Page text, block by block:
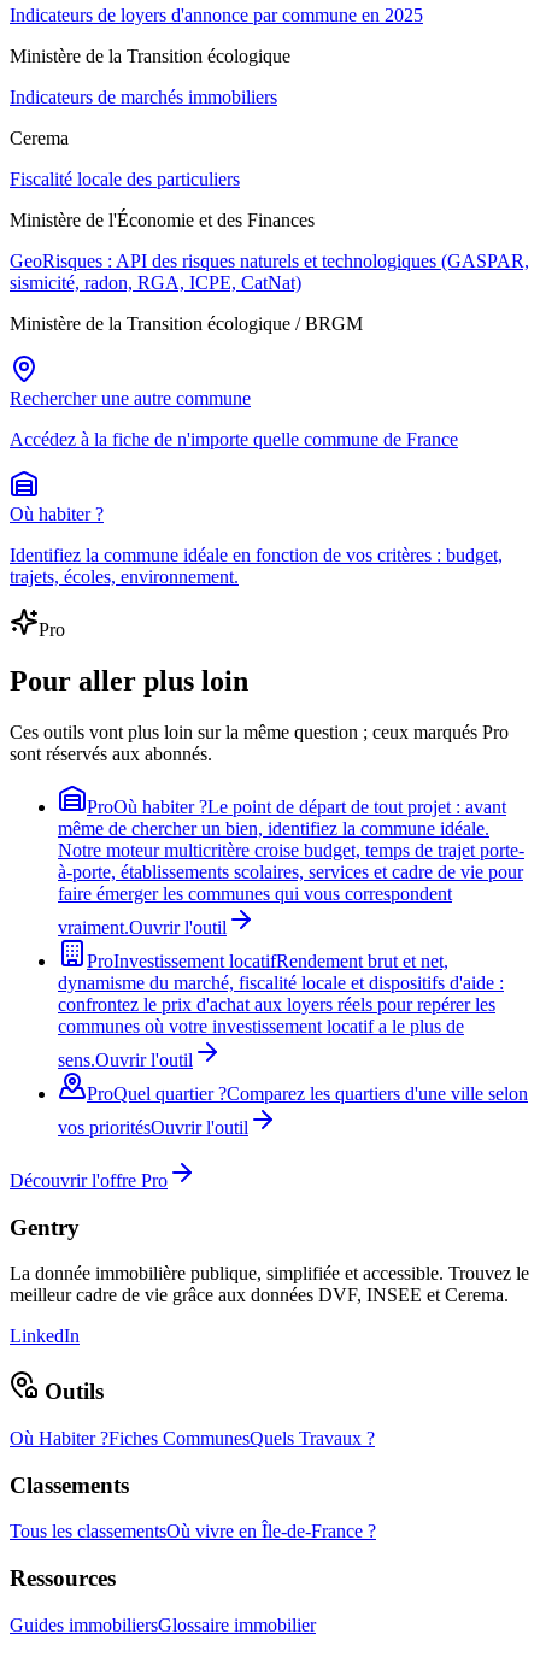
Indicateurs de loyers d'annonce par commune en 2025
Ministère de la Transition écologique
Indicateurs de marchés immobiliers
Cerema
Fiscalité locale des particuliers
Ministère de l'Économie et des Finances
GeoRisques : API des risques naturels et technologiques (GASPAR,
sismicité, radon, RGA, ICPE, CatNat)
Ministère de la Transition écologique / BRGM
Rechercher une autre commune
Accédez à la fiche de n'importe quelle commune de France
Où habiter ?
Identifiez la commune idéale en fonction de vos critères : budget,
trajets, écoles, environnement.
Pro
Pour aller plus loin
Ces outils vont plus loin sur la même question ; ceux marqués Pro
sont réservés aux abonnés.
ProOù habiter ?Le point de départ de tout projet : avant
même de chercher un bien, identifiez la commune idéale.
Notre moteur multicritère croise budget, temps de trajet porte-
à-porte, établissements scolaires, services et cadre de vie pour
faire émerger les communes qui vous correspondent
vraiment.Ouvrir l'outil
ProInvestissement locatifRendement brut et net,
dynamisme du marché, fiscalité locale et dispositifs d'aide :
confrontez le prix d'achat aux loyers réels pour repérer les
communes où votre investissement locatif a le plus de
sens.Ouvrir l'outil
ProQuel quartier ?Comparez les quartiers d'une ville selon
vos prioritésOuvrir l'outil
Découvrir l'offre Pro
Gentry
La donnée immobilière publique, simplifiée et accessible. Trouvez le
meilleur cadre de vie grâce aux données DVF, INSEE et Cerema.
LinkedIn
Outils
Où Habiter ?Fiches CommunesQuels Travaux ?
Classements
Tous les classementsOù vivre en Île-de-France ?
Ressources
Guides immobiliersGlossaire immobilier